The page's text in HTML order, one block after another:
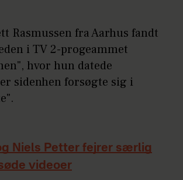
Rasmussen fra Aarhus fandt
i TV 2-progeammet
hvor hun datede
sidenhen forsøgte sig i
Niels Petter fejrer særlig
videoer